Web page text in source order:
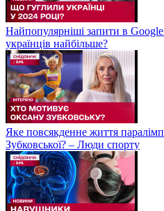
Найпопулярніші запити в
українців найбільше?
Яке повсякденне життя
Зубковської? – Люди спорту